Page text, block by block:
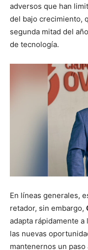
adversos que han
del bajo crecimiento,
segunda mitad del
de tecnología.
En líneas generales,
retador, sin embargo,
adapta rápidamente
las nuevas
mantenernos un